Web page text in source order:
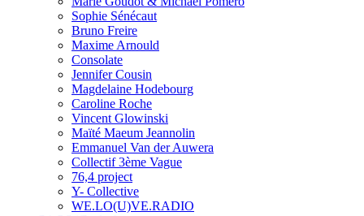
Sophie Sénécaut
Bruno Freire
Maxime Arnould
Consolate
Jennifer Cousin
Magdelaine Hodebourg
Caroline Roche
Vincent Glowinski
Maïté Maeum Jeannolin
Emmanuel Van der Auwera
Collectif 3ème Vague
76,4 project
Y- Collective
WE.LO(U)VE.RADIO